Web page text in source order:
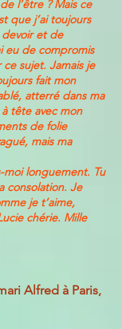
l’être ? Mais ce
que j’ai toujours
devoir et de
eu de compromis
ce sujet. Jamais je
fait mon
atterré dans ma
tête avec mon
de folie
mais ma
moi longuement. Tu
consolation. Je
je t’aime,
chérie. Mille
Alfred à Paris,